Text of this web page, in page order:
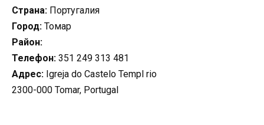
Страна: Португалия
Город: Томар
Район:
Телефон: 351 249 313 481
Адрес: Igreja do Castelo Templ rio
2300-000 Tomar, Portugal